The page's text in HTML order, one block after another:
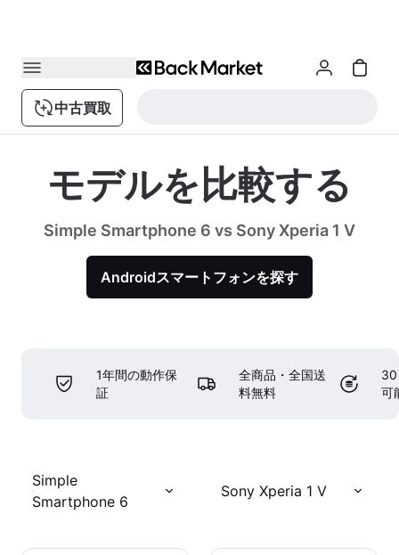
中古買取
モデルを比較する
Simple Smartphone 6 vs Sony Xperia 1 V
Androidスマートフォンを探す
1年間の動作保
証
全商品・全国送
料無料
30
可
Simple
Smartphone 6
Sony Xperia 1 V